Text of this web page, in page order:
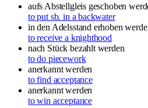
aufs Abstellgleis geschoben
to put sb. in a backwater
in den Adelsstand erhoben
to receive a knighthood
nach Stück bezahlt werden
to do piecework
anerkannt werden
to find acceptance
anerkannt werden
to win acceptance